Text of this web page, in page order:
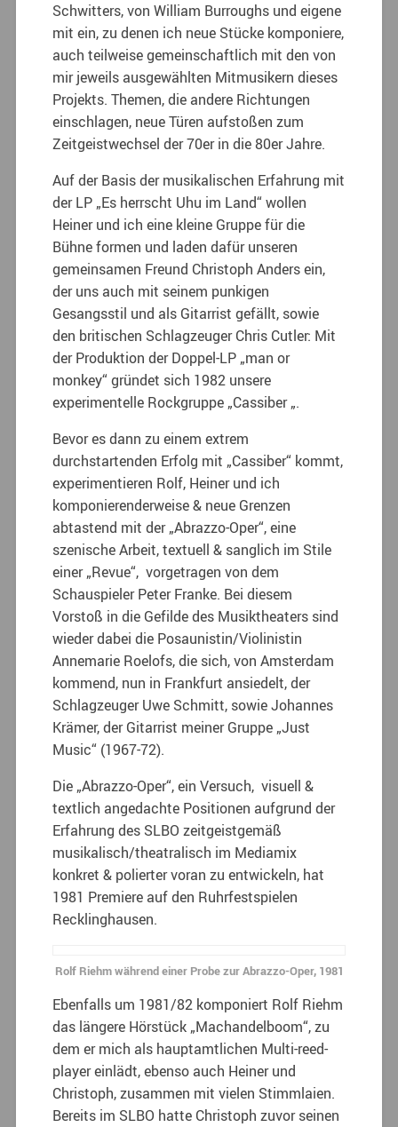
Schwitters, von William Burroughs und eigene
mit ein, zu denen ich neue Stücke komponiere,
auch teilweise gemeinschaftlich mit den von
mir jeweils ausgewählten Mitmusikern dieses
Projekts. Themen, die andere Richtungen
einschlagen, neue Türen aufstoßen zum
Zeitgeistwechsel der 70er in die 80er Jahre.
Auf der Basis der musikalischen Erfahrung mit
der LP „Es herrscht Uhu im Land“ wollen
Heiner und ich eine kleine Gruppe für die
Bühne formen und laden dafür unseren
gemeinsamen Freund Christoph Anders ein,
der uns auch mit seinem punkigen
Gesangsstil und als Gitarrist gefällt, sowie
den britischen Schlagzeuger Chris Cutler: Mit
der Produktion der Doppel-LP „man or
monkey“ gründet sich 1982 unsere
experimentelle Rockgruppe „Cassiber „.
Bevor es dann zu einem extrem
durchstartenden Erfolg mit „Cassiber“ kommt,
experimentieren Rolf, Heiner und ich
komponierenderweise & neue Grenzen
abtastend mit der „Abrazzo-Oper“, eine
szenische Arbeit, textuell & sanglich im Stile
einer „Revue“, vorgetragen von dem
Schauspieler Peter Franke. Bei diesem
Vorstoß in die Gefilde des Musiktheaters sind
wieder dabei die Posaunistin/Violinistin
Annemarie Roelofs, die sich, von Amsterdam
kommend, nun in Frankfurt ansiedelt, der
Schlagzeuger Uwe Schmitt, sowie Johannes
Krämer, der Gitarrist meiner Gruppe „Just
Music“ (1967-72).
Die „Abrazzo-Oper“, ein Versuch, visuell &
textlich angedachte Positionen aufgrund der
Erfahrung des SLBO zeitgeistgemäß
musikalisch/theatralisch im Mediamix
konkret & polierter voran zu entwickeln, hat
1981 Premiere auf den Ruhrfestspielen
Recklinghausen.
Rolf Riehm während einer Probe zur Abrazzo-Oper, 1981
Ebenfalls um 1981/82 komponiert Rolf Riehm
das längere Hörstück „Machandelboom“, zu
dem er mich als hauptamtlichen Multi-reed-
player einlädt, ebenso auch Heiner und
Christoph, zusammen mit vielen Stimmlaien.
Bereits im SLBO hatte Christoph zuvor seinen